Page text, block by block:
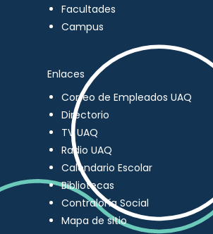
Facultades
Campus
Enlaces
Correo de Empleados UAQ
Directorio
TV UAQ
Radio UAQ
Calendario Escolar
Bibliotecas
Contraloría Social
Mapa de sitio